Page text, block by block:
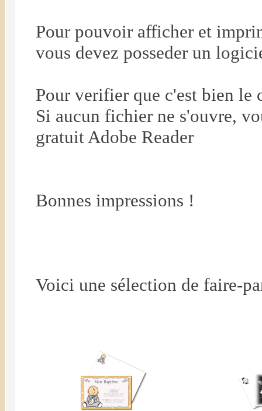
Pour pouvoir afficher et
vous devez posseder un
Pour verifier que c'est bien le
Si aucun fichier ne s'ouvre,
gratuitAdobe Reader
Bonnes impressions !
Voici une sélection de faire-